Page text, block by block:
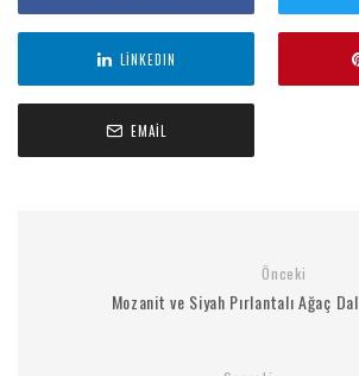
LINKEDIN
EMAIL
Önceki
Mozanit ve Siyah Pırlantalı Ağaç